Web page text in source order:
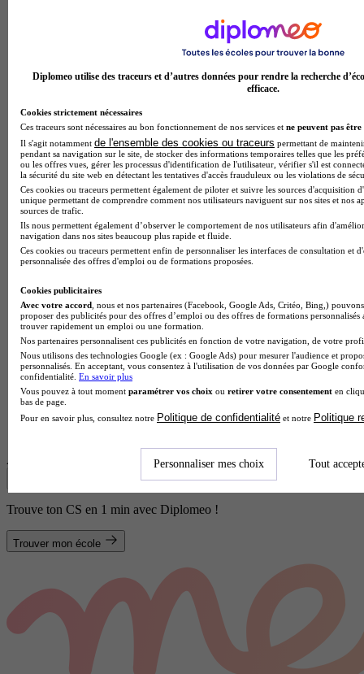
Lycée professionnel Jehan Dupérier
Saint-Médard-en-Jalles
Lycée professionnel
Afficher plus de résultats
Trouve ton CS en 1 min avec Diplomeo !
Trouver mon école
Diplomeo utilise des traceurs et d’autres données pour rendre la recherche
efficace.
Cookies strictement nécessaires
Ces traceurs sont nécessaires au bon fonctionnement de nos services et ne peuvent pas être
Il s'agit notamment de l'ensemble des cookies ou traceurs permettant de
pendant sa navigation sur le site, de stocker des informations temporaires telles que les
ou les offres vues, gérer les processus d'identification de l'utilisateur, vérifier s'il est
la sécurité du site web en détectant les tentatives d'accès frauduleux ou les violations de
Ces cookies ou traceurs permettent également de piloter et suivre les sources d'acquisition
unique permettant de comprendre comment nos utilisateurs naviguent sur nos sites et nos
sources de trafic.
Ils nous permettent également d’observer le comportement de nos utilisateurs afin
navigation dans nos sites beaucoup plus rapide et fluide.
Ces cookies ou traceurs permettent enfin de personnaliser les interfaces de consultation et
personnalisée des offres d'emploi ou de formations proposées.
Cookies publicitaires
Avec votre accord , nous et nos partenaires (Facebook, Google Ads, Critéo, Bing,)
proposer des publicités pour des offres d’emploi ou des offres de formations
trouver rapidement un emploi ou une formation.
Nos partenaires personnalisent ces publicités en fonction de votre navigation, de votre
Nous utilisons des technologies Google (ex : Google Ads) pour mesurer l'audience et
personnalisés. En acceptant, vous consentez à l'utilisation de vos données par Google
confidentialité. En savoir plus
Vous pouvez à tout moment paramétrer vos choix ou retirer votre consentement en
bas de page.
Pour en savoir plus, consultez notre Politique de confidentialité et notre Politique
Personnaliser mes choix Tout